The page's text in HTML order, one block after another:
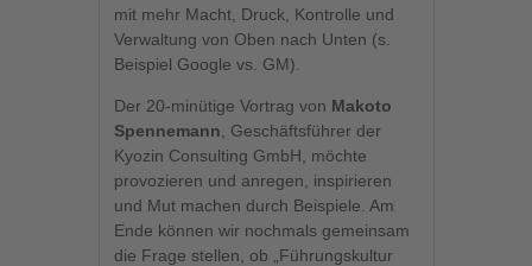
mit mehr Macht, Druck, Kontrolle und
Verwaltung von Oben nach Unten (s.
Beispiel Google vs. GM).
Der 20-minütige Vortrag von Makoto
Spennemann , Geschäftsführer der
Kyozin Consulting GmbH, möchte
provozieren und anregen, inspirieren
und Mut machen durch Beispiele. Am
Ende können wir nochmals gemeinsam
die Frage stellen, ob „Führungskultur